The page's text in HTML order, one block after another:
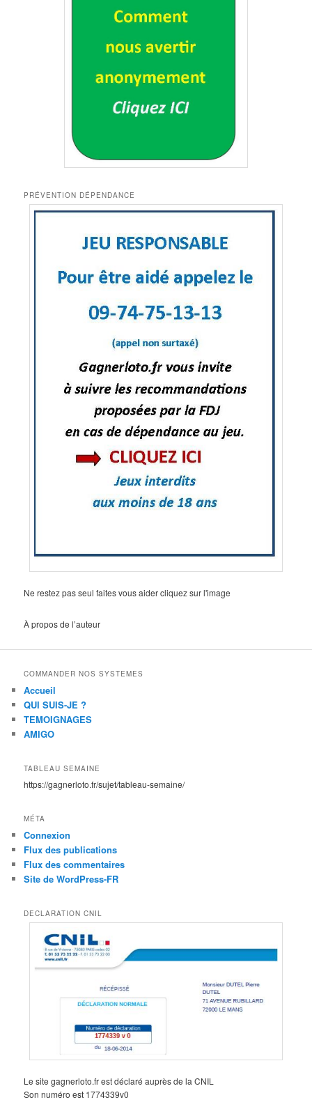
PRÉVENTION DÉPENDANCE
Ne restez pas seul faites vous aider cliquez sur l'image
À propos de l’auteur
COMMANDER NOS SYSTEMES
Accueil
QUI SUIS-JE ?
TEMOIGNAGES
AMIGO
TABLEAU SEMAINE
https://gagnerloto.fr/sujet/tableau-semaine/
MÉTA
Connexion
Flux des publications
Flux des commentaires
Site de WordPress-FR
DECLARATION CNIL
Le site gagnerloto.fr est déclaré auprès de la CNIL
Son numéro est 1774339v0